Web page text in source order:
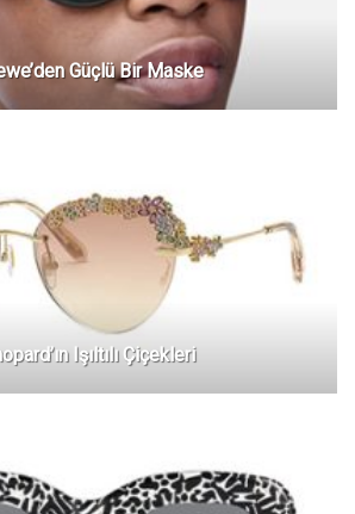
Güçlü Bir Maske
Işıltılı Çiçekleri